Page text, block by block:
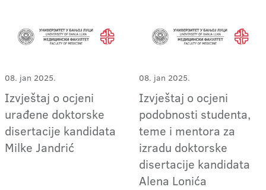
08. jan 2025.
Izvještaj o ocjeni
urađene doktorske
disertacije kandidata
Milke Jandrić
08. jan 2025.
Izvještaj o ocjeni
podobnosti studenta,
teme i mentora za
izradu doktorske
disertacije kandidata
Alena Lonića